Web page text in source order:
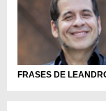
FRASES DE